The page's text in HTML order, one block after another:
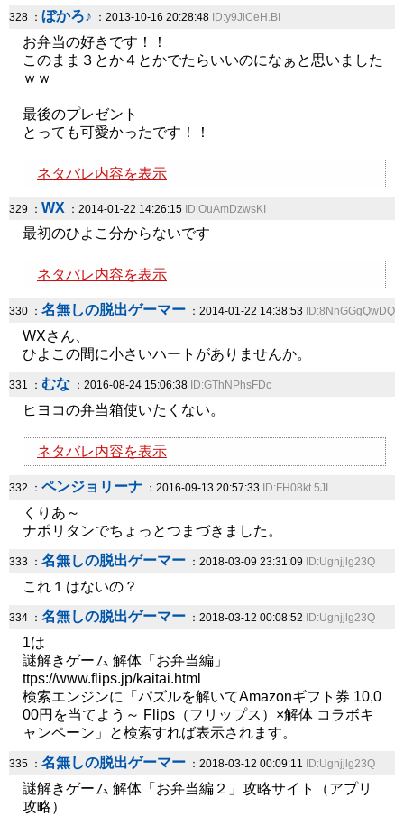
328 ： ぼかろ♪ ：2013-10-16 20:28:48 ID:y9JlCeH.BI
お弁当の好きです！！
このまま３とか４とかでたらいいのになぁと思いました
ｗｗ
最後のプレゼント
とっても可愛かったです！！
ネタバレ内容を表示
329 ： WX ：2014-01-22 14:26:15 ID:OuAmDzwsKI
最初のひよこ分からないです
ネタバレ内容を表示
330 ： 名無しの脱出ゲーマー ：2014-01-22 14:38:53 ID:8NnGGgQwDQ
WXさん、
ひよこの間に小さいハートがありませんか。
331 ： むな ：2016-08-24 15:06:38 ID:GThNPhsFDc
ヒヨコの弁当箱使いたくない。
ネタバレ内容を表示
332 ： ペンジョリーナ ：2016-09-13 20:57:33 ID:FH08kt.5JI
くりあ～
ナポリタンでちょっとつまづきました。
333 ： 名無しの脱出ゲーマー ：2018-03-09 23:31:09 ID:Ugnjjlg23Q
これ１はないの？
334 ： 名無しの脱出ゲーマー ：2018-03-12 00:08:52 ID:Ugnjjlg23Q
1は
謎解きゲーム 解体「お弁当編」
ttps://www.flips.jp/kaitai.html
検索エンジンに「パズルを解いてAmazonギフト券 10,0
00円を当てよう～ Flips（フリップス）×解体 コラボキ
ャンペーン」と検索すれば表示されます。
335 ： 名無しの脱出ゲーマー ：2018-03-12 00:09:11 ID:Ugnjjlg23Q
謎解きゲーム 解体「お弁当編２」攻略サイト（アプリ
攻略）